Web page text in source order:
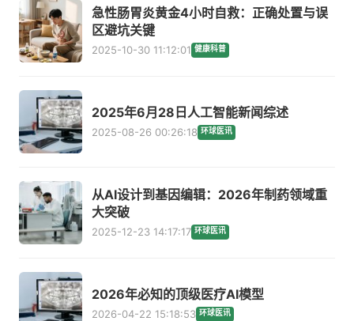
急性肠胃炎黄金4小时自救：正确处置与误
区避坑关键
2025-10-30 11:12:01 健康科普
2025年6月28日人工智能新闻综述
2025-08-26 00:26:18 环球医讯
从AI设计到基因编辑：2026年制药领域重
大突破
2025-12-23 14:17:17 环球医讯
2026年必知的顶级医疗AI模型
2026-04-22 15:18:53 环球医讯